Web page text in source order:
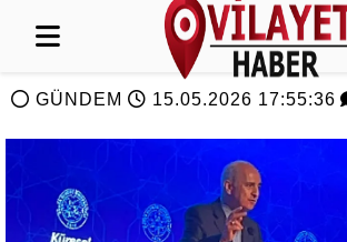
GÜNDEM 15.05.2026 17:55:36